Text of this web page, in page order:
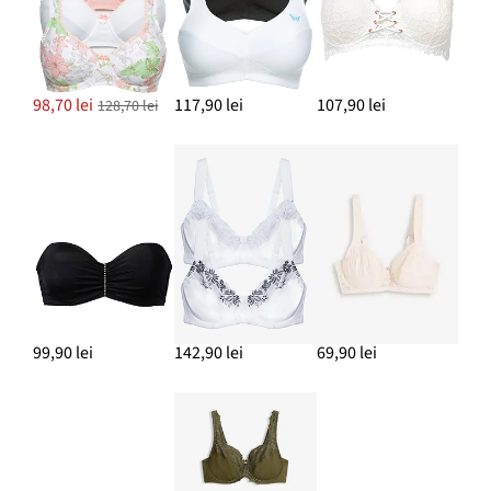
98,70 lei 128,70 lei 117,90 lei 107,90 lei
99,90 lei 142,90 lei 69,90 lei